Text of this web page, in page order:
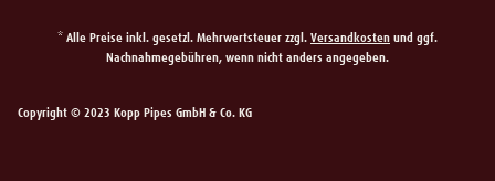
* Alle Preise inkl. gesetzl. Mehrwertsteuer zzgl. Versandkosten und ggf.
Nachnahmegebühren, wenn nicht anders angegeben.
Copyright © 2023 Kopp Pipes GmbH & Co. KG